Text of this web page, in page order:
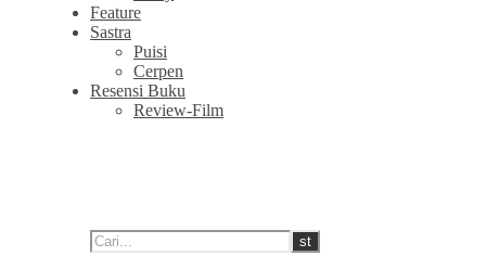
Feature
Sastra
Puisi
Cerpen
Resensi Buku
Review-Film